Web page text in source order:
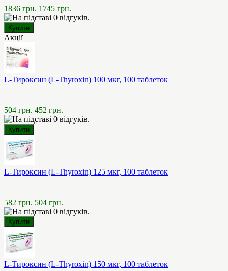
1836 грн. 1745 грн.
Акції
L-Тироксин (L-Thyroxin) 100 мкг, 100 таблеток
504 грн. 452 грн.
L-Тироксин (L-Thyroxin) 125 мкг, 100 таблеток
582 грн. 504 грн.
L-Тироксин (L-Thyroxin) 150 мкг, 100 таблеток